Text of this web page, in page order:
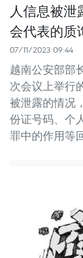
人信息被
会代表的质
07/11/2023 09:44
越南公安部部
次会议上举行
被泄露的情况
份证号码、个
罪中的作用等